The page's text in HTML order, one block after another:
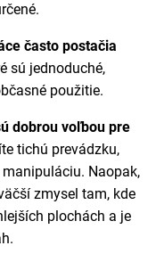
často postačia
sú jednoduché,
použitie.
dobrou voľbou pre
tichú prevádzku,
Naopak,
zmysel tam, kde
plochách a je